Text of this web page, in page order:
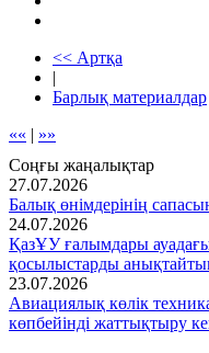
<< Артқа
|
Барлық материалдар
«« | »»
Соңғы жаңалықтар
27.07.2026
Балық өнімдерінің
24.07.2026
ҚазҰУ ғалымдары
қосылыстарды
23.07.2026
Авиациялық көлік
көпбейінді жаттықтыру